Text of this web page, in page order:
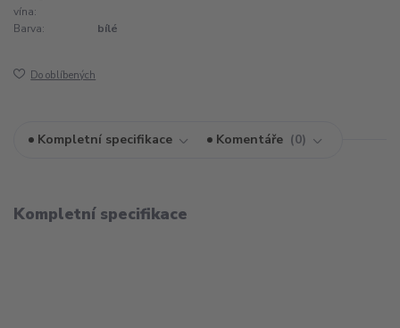
vína:
Barva: bílé
Do oblíbených
Kompletní specifikace Komentáře 0
Kompletní specifikace